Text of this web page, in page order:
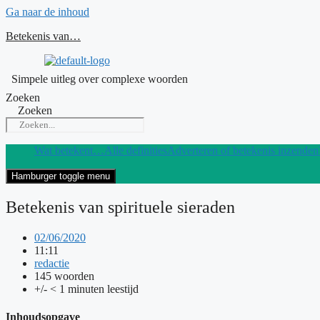
Ga naar de inhoud
Betekenis van…
Simpele uitleg over complexe woorden
Zoeken
Zoeken
Wat betekent… Alle definitiesAdverteren of betekenis
Hamburger toggle menu
Betekenis van spirituele sieraden
02/06/2020
11:11
redactie
145 woorden
+/- < 1 minuten leestijd
Inhoudsopgave